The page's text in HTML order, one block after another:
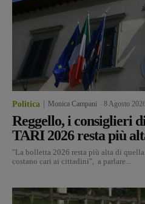
Politica Monica Campani 8 Agosto
Reggello, i consiglieri
TARI 2026 resta più
"La bolletta 2026 resta più alta di
costano cari ai cittadini", a parlare...